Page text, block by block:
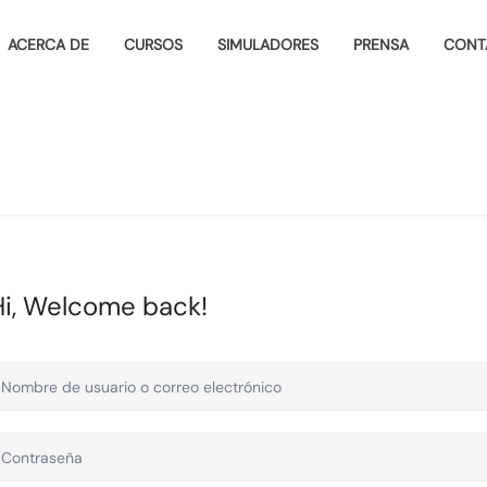
ACERCA DE CURSOS SIMULADORES PRENSA
Welcome back!